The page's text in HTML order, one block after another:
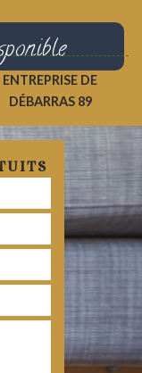
ENTREPRISE DE
DÉBARRAS 89